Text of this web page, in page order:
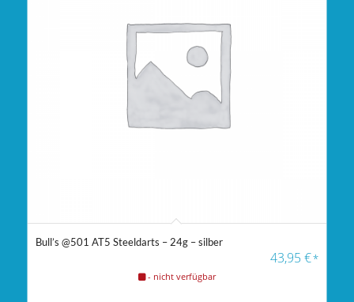
Bull’s @501 AT5 Steeldarts – 24g – silber
43,95€*
- nicht verfügbar